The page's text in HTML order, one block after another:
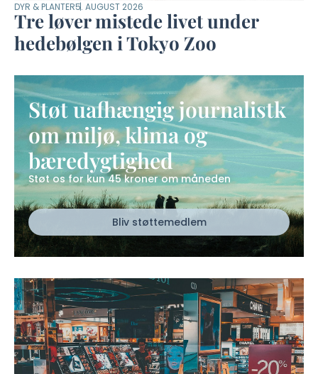
DYR & PLANTER5. AUGUST 2026
Tre løver mistede livet under
hedebølgen i Tokyo Zoo
Støt uafhængig journalistk
om miljø, klima og
bæredygtighed
Støt os for kun 45 kroner om måneden
Bliv støttemedlem